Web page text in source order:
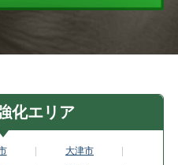
化エリア
大津市